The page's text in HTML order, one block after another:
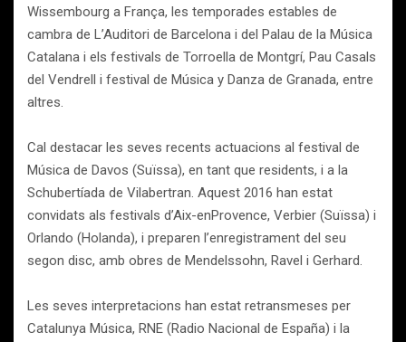
Wissembourg a França, les temporades estables de
cambra de L’Auditori de Barcelona i del Palau de la Música
Catalana i els festivals de Torroella de Montgrí, Pau Casals
del Vendrell i festival de Música y Danza de Granada, entre
altres.
Cal destacar les seves recents actuacions al festival de
Música de Davos (Suïssa), en tant que residents, i a la
Schubertíada de Vilabertran. Aquest 2016 han estat
convidats als festivals d’Aix-enProvence, Verbier (Suïssa) i
Orlando (Holanda), i preparen l’enregistrament del seu
segon disc, amb obres de Mendelssohn, Ravel i Gerhard.
Les seves interpretacions han estat retransmeses per
Catalunya Música, RNE (Radio Nacional de España) i la